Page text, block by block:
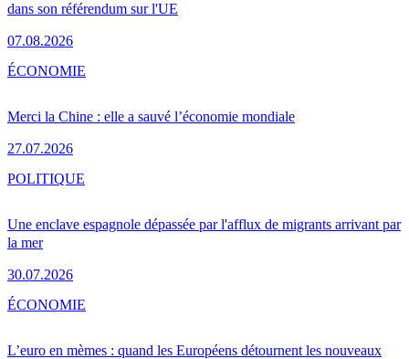
dans son référendum sur l'UE
07.08.2026
Merci la Chine : elle a sauvé l’économie mondiale
27.07.2026
ÉCONOMIE
Une enclave espagnole dépassée par l'afflux de migrants arrivant par
la mer
30.07.2026
POLITIQUE
L’euro en mèmes : quand les Européens détournent les nouveaux
ÉCONOMIE